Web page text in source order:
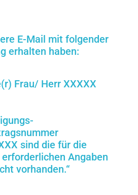
E-Mail mit folgender
erhalten haben:
Frau/ Herr XXXXX
sind die für die
Angaben
vorhanden.“